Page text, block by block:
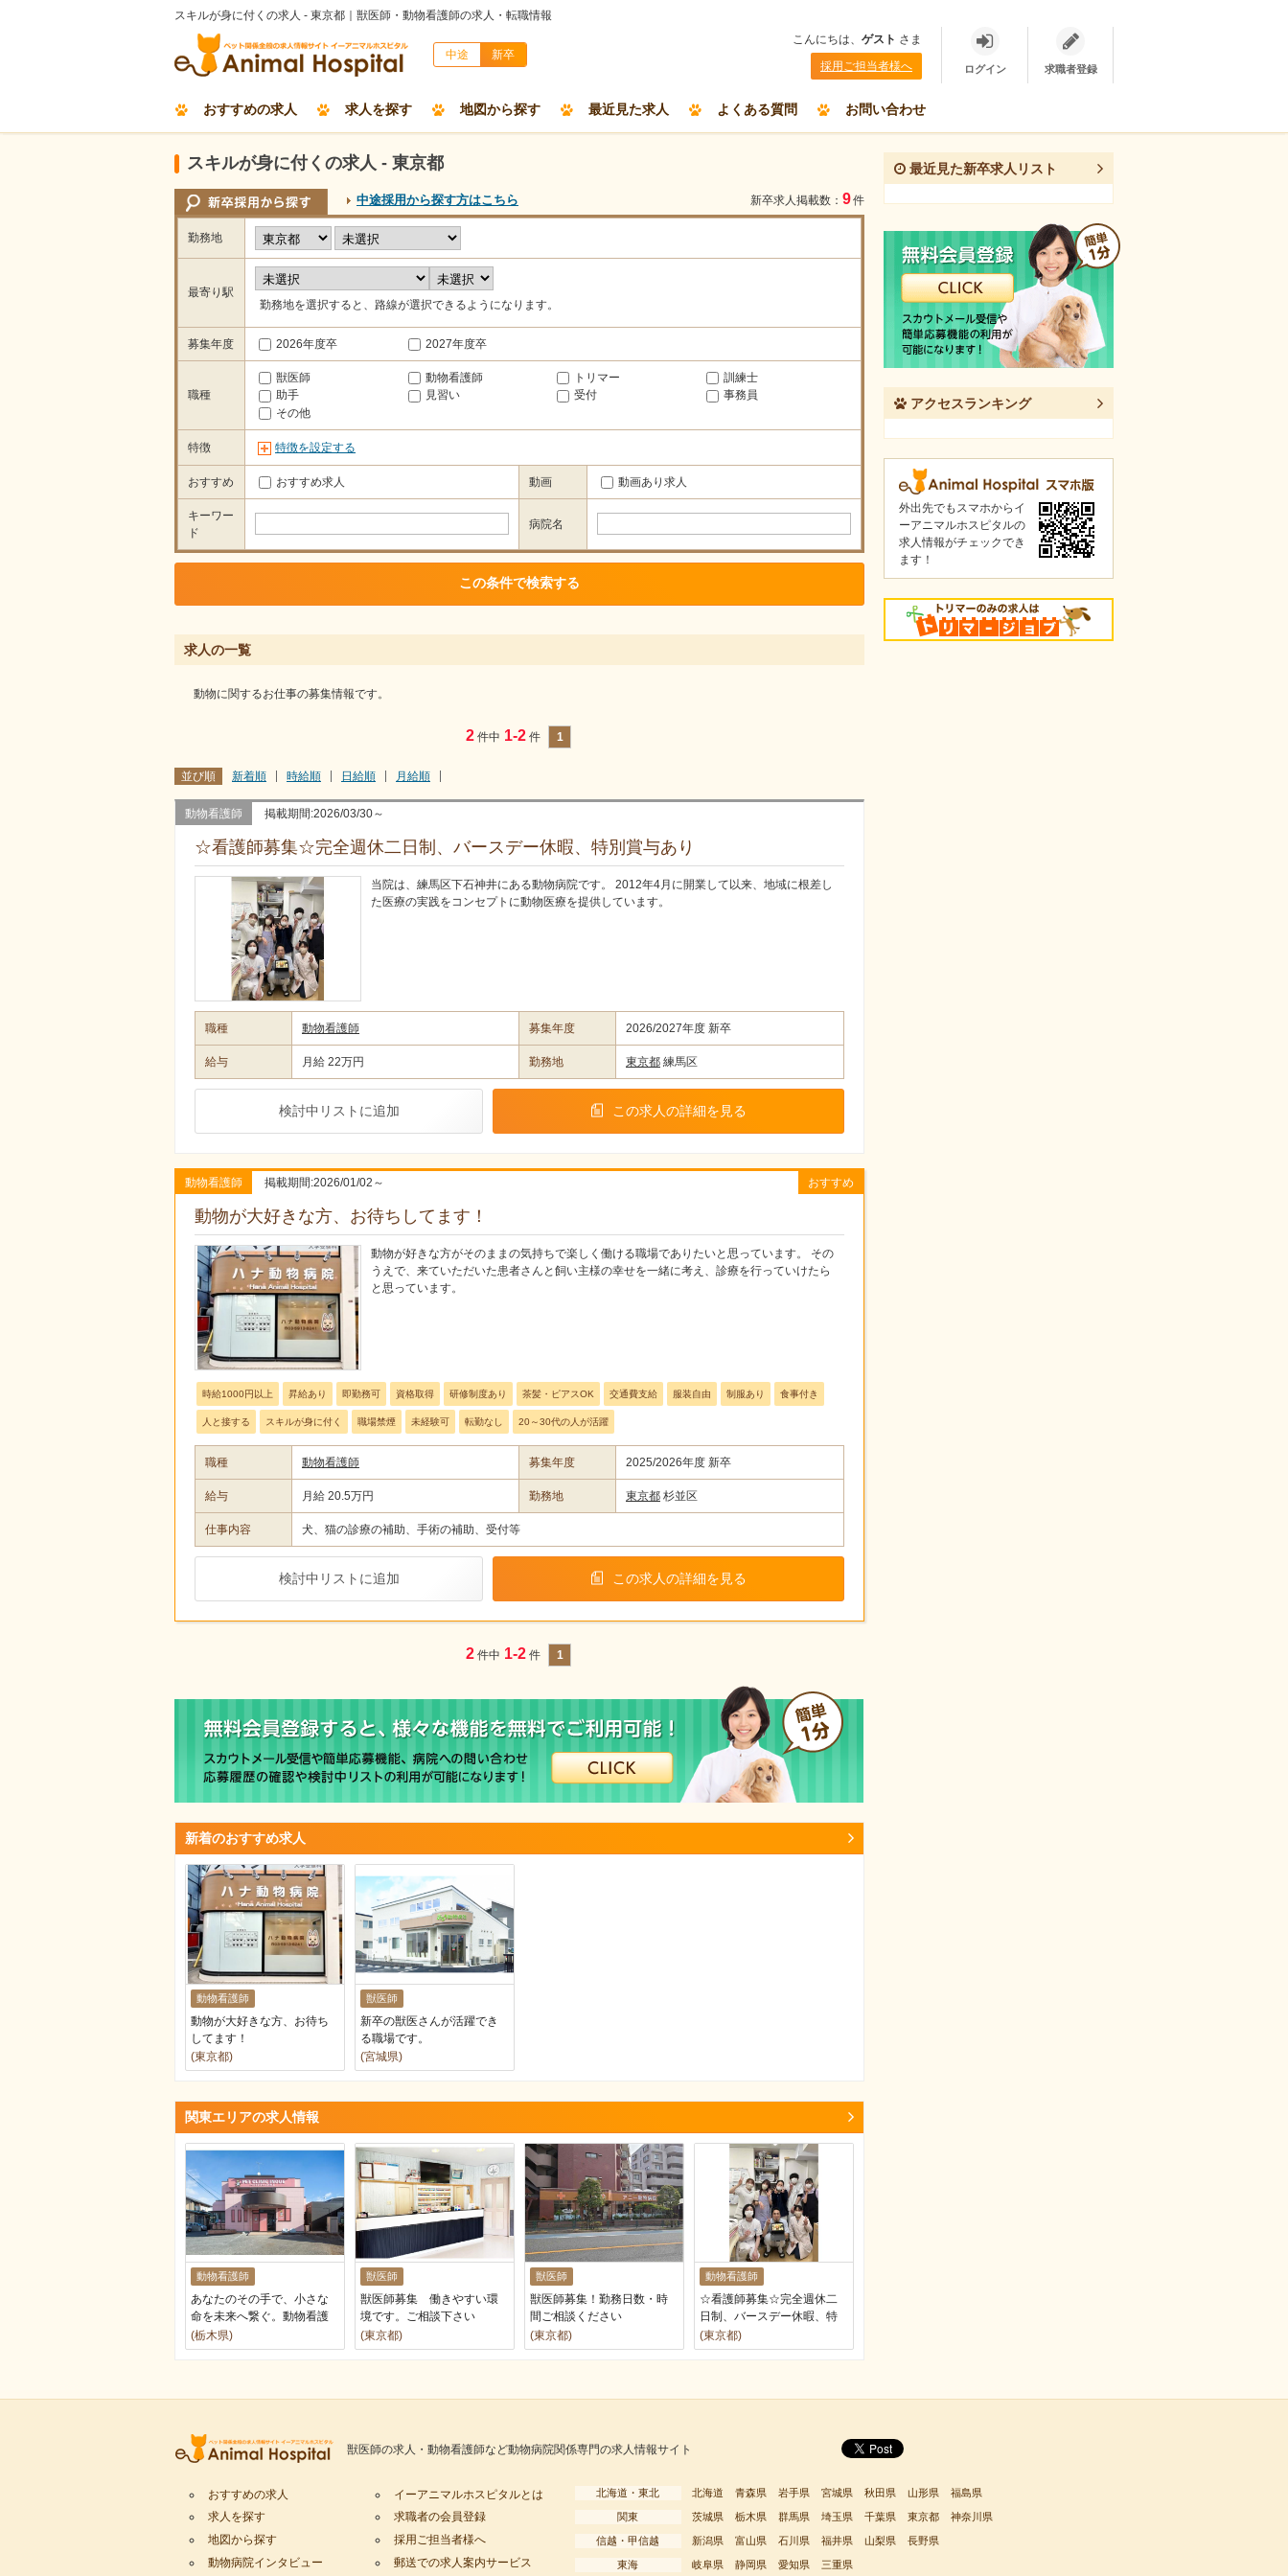
スキルが身に付くの求人 - 東京都｜獣医師・動物看護師の求人・転職情報
中途 新卒
こんにちは、 ゲスト さま
採用ご担当者様へ
ログイン 求職者登録
おすすめの求人 求人を探す 地図から探す 最近見た求人 よくある質問 お問い合わせ
スキルが身に付くの求人 - 東京都
中途採用から探す方はこちら 新卒求人掲載数： 9件
勤務地
最寄り駅
勤務地を選択すると、路線が選択できるようになります。
募集年度 2026年度卒 2027年度卒
職種
獣医師 動物看護師 トリマー
訓練士
助手
見習い 受付
事務員
その他
特徴 特徴を設定する
おすすめ おすすめ求人 動画 動画あり求人
キーワー
ド
病院名
求人の一覧
動物に関するお仕事の募集情報です。
2 件中 1-2 件 1
並び順 新着順 時給順 日給順 月給順
動物看護師 掲載期間:2026/03/30～
☆看護師募集☆完全週休二日制、バースデー休暇、特別賞与あり
当院は、練馬区下石神井にある動物病院です。 2012年4月に開業して以来、地域に根差し
た医療の実践をコンセプトに動物医療を提供しています。
職種 動物看護師 募集年度 2026/2027年度 新卒
給与 月給 22万円 勤務地 東京都 練馬区
検討中リストに追加 この求人の詳細を見る
動物看護師 掲載期間:2026/01/02～ おすすめ
動物が大好きな方、お待ちしてます！
動物が好きな方がそのままの気持ちで楽しく働ける職場でありたいと思っています。 その
うえで、来ていただいた患者さんと飼い主様の幸せを一緒に考え、診療を行っていけたら
と思っています。
時給1000円以上 昇給あり 即勤務可 資格取得 研修制度あり 茶髪・ピアスOK 交通費支給 服装自由 制服あり 食事付き
人と接する スキルが身に付く 職場禁煙 未経験可 転勤なし 20～30代の人が活躍
職種 動物看護師 募集年度 2025/2026年度 新卒
給与 月給 20.5万円 勤務地 東京都 杉並区
仕事内容 犬、猫の診療の補助、手術の補助、受付等
検討中リストに追加 この求人の詳細を見る
2 件中 1-2 件 1
新着のおすすめ求人
動物看護師
動物が大好きな方、お待ち
してます！
(東京都)
獣医師
新卒の獣医さんが活躍でき
る職場です。
(宮城県)
関東エリアの求人情報
動物看護師
あなたのその手で、小さな
命を未来へ繋ぐ。動物看護
師募集
(栃木県)
獣医師
獣医師募集 働きやすい環
境です。ご相談下さい
(東京都)
獣医師
獣医師募集！勤務日数・時
間ご相談ください
(東京都)
動物看護師
☆看護師募集☆完全週休二
日制、バースデー休暇、特
別賞与あり
(東京都)
最近見た新卒求人リスト
アクセスランキング
外出先でもスマホからイ
ーアニマルホスピタルの
求人情報がチェックでき
ます！
獣医師の求人・動物看護師など動物病院関係専門の求人情報サイト
おすすめの求人
求人を探す
地図から探す
動物病院インタビュー
イーアニマルホスピタルとは
求職者の会員登録
採用ご担当者様へ
郵送での求人案内サービス
北海道・東北 北海道 青森県 岩手県 宮城県 秋田県 山形県 福島県
関東 茨城県 栃木県 群馬県 埼玉県 千葉県 東京都 神奈川県
信越・甲信越 新潟県 富山県 石川県 福井県 山梨県 長野県
東海 岐阜県 静岡県 愛知県 三重県